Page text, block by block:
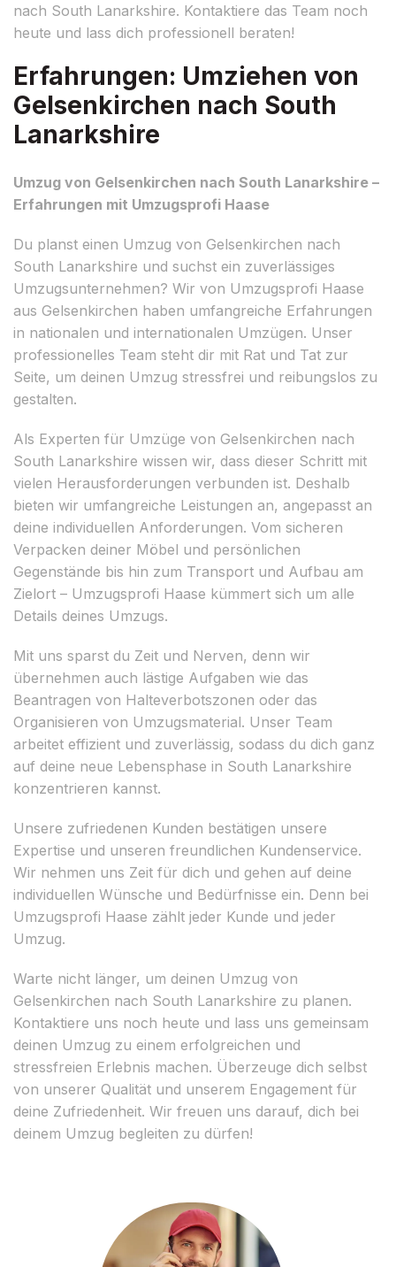
nach South Lanarkshire. Kontaktiere das Team noch
heute und lass dich professionell beraten!
Erfahrungen: Umziehen von
Gelsenkirchen nach South
Lanarkshire
Umzug von Gelsenkirchen nach South Lanarkshire –
Erfahrungen mit Umzugsprofi Haase
Du planst einen Umzug von Gelsenkirchen nach
South Lanarkshire und suchst ein zuverlässiges
Umzugsunternehmen? Wir von Umzugsprofi Haase
aus Gelsenkirchen haben umfangreiche Erfahrungen
in nationalen und internationalen Umzügen. Unser
professionelles Team steht dir mit Rat und Tat zur
Seite, um deinen Umzug stressfrei und reibungslos zu
gestalten.
Als Experten für Umzüge von Gelsenkirchen nach
South Lanarkshire wissen wir, dass dieser Schritt mit
vielen Herausforderungen verbunden ist. Deshalb
bieten wir umfangreiche Leistungen an, angepasst an
deine individuellen Anforderungen. Vom sicheren
Verpacken deiner Möbel und persönlichen
Gegenstände bis hin zum Transport und Aufbau am
Zielort – Umzugsprofi Haase kümmert sich um alle
Details deines Umzugs.
Mit uns sparst du Zeit und Nerven, denn wir
übernehmen auch lästige Aufgaben wie das
Beantragen von Halteverbotszonen oder das
Organisieren von Umzugsmaterial. Unser Team
arbeitet effizient und zuverlässig, sodass du dich ganz
auf deine neue Lebensphase in South Lanarkshire
konzentrieren kannst.
Unsere zufriedenen Kunden bestätigen unsere
Expertise und unseren freundlichen Kundenservice.
Wir nehmen uns Zeit für dich und gehen auf deine
individuellen Wünsche und Bedürfnisse ein. Denn bei
Umzugsprofi Haase zählt jeder Kunde und jeder
Umzug.
Warte nicht länger, um deinen Umzug von
Gelsenkirchen nach South Lanarkshire zu planen.
Kontaktiere uns noch heute und lass uns gemeinsam
deinen Umzug zu einem erfolgreichen und
stressfreien Erlebnis machen. Überzeuge dich selbst
von unserer Qualität und unserem Engagement für
deine Zufriedenheit. Wir freuen uns darauf, dich bei
deinem Umzug begleiten zu dürfen!